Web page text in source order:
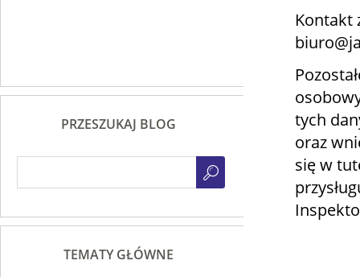
Kontakt
tych
oraz
się w
PRZESZUKAJ BLOG
TEMATY GŁÓWNE